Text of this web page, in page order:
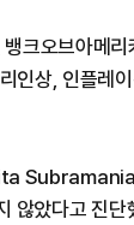
크오브아메
인상, 인플레
않았다고 진단